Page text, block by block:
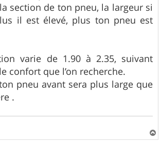
section de ton pneu, la largeur si
il est élevé, plus ton pneu est
varie de 1.90 à 2.35, suivant
confort que l’on recherche.
pneu avant sera plus large que
.
a